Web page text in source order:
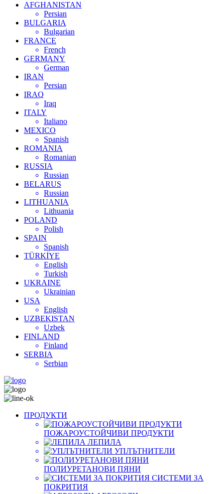
AFGHANISTAN
Persian
BULGARIA
Bulgarian
FRANCE
French
GERMANY
German
IRAN
Persian
IRAQ
Iraq
ITALY
Italiano
MEXICO
Spanish
ROMANIA
Romanian
RUSSIA
Russian
BELARUS
Russian
LITHUANIA
Lithuania
POLAND
Polish
SPAIN
Spanish
TÜRKİYE
English
Turkish
UKRAINE
Ukrainian
USA
English
UZBEKISTAN
Uzbek
FINLAND
Finland
SERBIA
Serbian
ПРОДУКТИ
ПОЖАРОУСТОЙЧИВИ ПРОДУКТИ
ЛЕПИЛА
УПЛЪТНИТЕЛИ
ПОЛИУРЕТАНОВИ ПЯНИ
СИСТЕМИ ЗА
ПОКРИТИЯ